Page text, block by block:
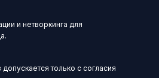
и нетворкинга для
только с согласия